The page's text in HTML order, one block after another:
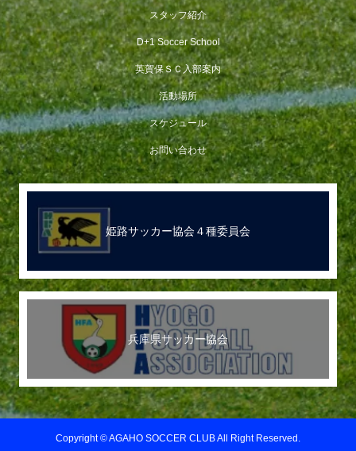
スタッフ紹介
D+1 Soccer School
英賀保ＳＣ入部案内
活動場所
スケジュール
お問い合わせ
姫路サッカー協会４種委員会
兵庫県サッカー協会
Copyright © AGAHO SOCCER CLUB All Right Reserved.